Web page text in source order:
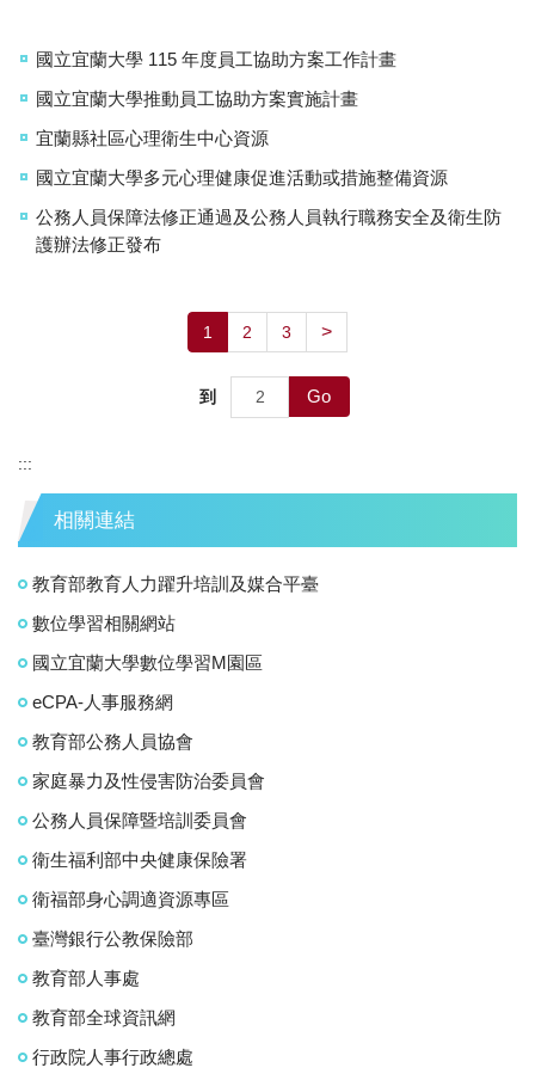
國立宜蘭大學 115 年度員工協助方案工作計畫
國立宜蘭大學推動員工協助方案實施計畫
宜蘭縣社區心理衛生中心資源
國立宜蘭大學多元心理健康促進活動或措施整備資源
公務人員保障法修正通過及公務人員執行職務安全及衛生防
護辦法修正發布
1 2 3 >
到 Go
:::
相關連結
教育部教育人力躍升培訓及媒合平臺
數位學習相關網站
國立宜蘭大學數位學習M園區
eCPA-人事服務網
教育部公務人員協會
家庭暴力及性侵害防治委員會
公務人員保障暨培訓委員會
衛生福利部中央健康保險署
衛福部身心調適資源專區
臺灣銀行公教保險部
教育部人事處
教育部全球資訊網
行政院人事行政總處